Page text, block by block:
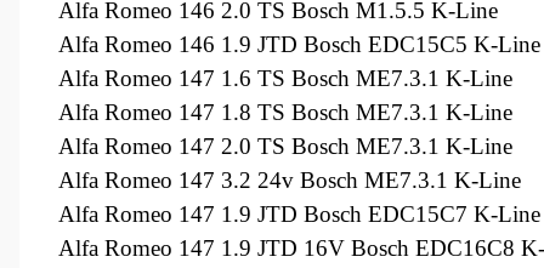
Alfa Romeo 146 2.0 TS Bosch M1.5.5 K-Line
Alfa Romeo 146 1.9 JTD Bosch EDC15C5 K-Line
Alfa Romeo 147 1.6 TS Bosch ME7.3.1 K-Line
Alfa Romeo 147 1.8 TS Bosch ME7.3.1 K-Line
Alfa Romeo 147 2.0 TS Bosch ME7.3.1 K-Line
Alfa Romeo 147 3.2 24v Bosch ME7.3.1 K-Line
Alfa Romeo 147 1.9 JTD Bosch EDC15C7 K-Line
Alfa Romeo 147 1.9 JTD 16V Bosch EDC16C8